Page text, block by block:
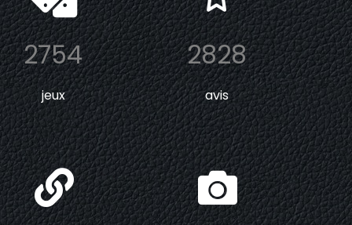
2754
jeux
2828
avis